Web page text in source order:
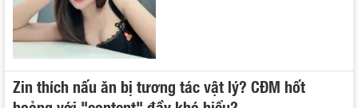
Zin thích nấu ăn bị tương tác vật lý? CĐM hốt